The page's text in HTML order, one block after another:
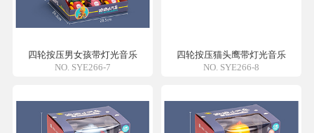
四轮按压男女孩带灯光音乐
NO. SYE266-7
四轮按压猫头鹰带灯光音乐
NO. SYE266-8